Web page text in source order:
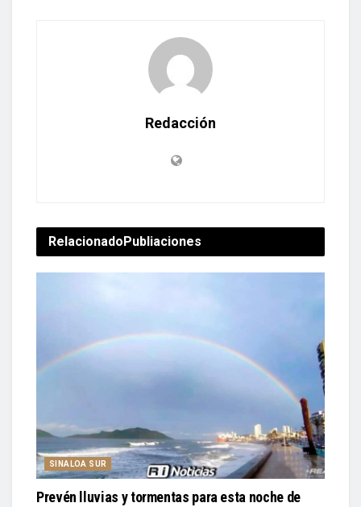
Redacción
Relacionado Publiaciones
SINALOA SUR
Prevén lluvias y tormentas para esta noche de